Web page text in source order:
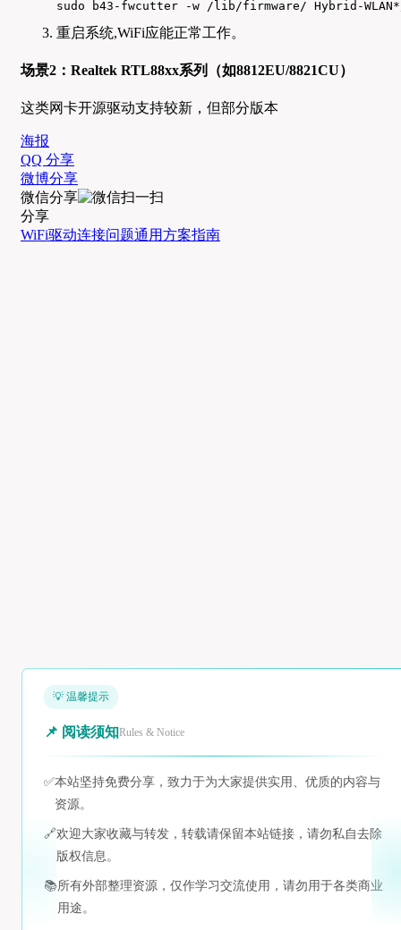
sudo b43-fwcutter -w /lib/firmware/ Hybrid-
重启系统,WiFi应能正常工作。
场景2：Realtek RTL88xx系列（如8812EU/8821CU）
这类网卡开源驱动支持较新，但部分版本
海报
QQ 分享
微博分享
微信分享
分享
WiFi驱动连接问题通用方案指南
💡 温馨提示
📌 阅读须知Rules & Notice
✅本站坚持免费分享，致力于为大家提供实用、优质的内容与
资源。
🔗欢迎大家收藏与转发，转载请保留本站链接，请勿私自去除
版权信息。
📚所有外部整理资源，仅作学习交流使用，请勿用于各类商业
用途。